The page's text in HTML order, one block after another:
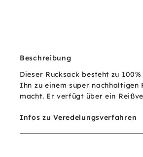
Beschreibung
Dieser Rucksack besteht zu 100%
Ihn zu einem super nachhaltigen
macht. Er verfügt über ein
Infos zu Veredelungsverfahren